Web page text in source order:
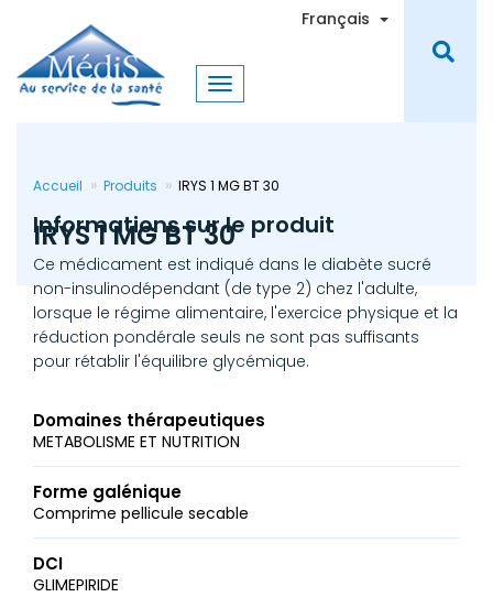
contenu
principal
Français Toggle
Accueil Produits IRYS 1 MG BT 30
IRYS 1 MG BT 30
Informations sur le produit
Ce médicament est indiqué dans le diabète sucré
non-insulinodépendant (de type 2) chez l'adulte,
lorsque le régime alimentaire, l'exercice physique et la
réduction pondérale seuls ne sont pas suffisants
pour rétablir l'équilibre glycémique.
Domaines thérapeutiques
METABOLISME ET NUTRITION
Forme galénique
Comprime pellicule secable
DCI
GLIMEPIRIDE